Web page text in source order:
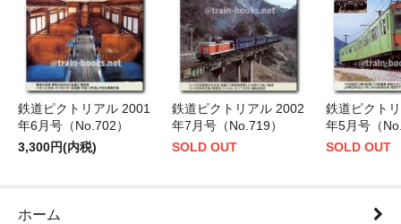
鉄道ピクトリアル 2001
年6月号（No.702）
3,300円(内税)
鉄道ピクトリアル 2002
年7月号（No.719）
SOLD OUT
鉄道ピクト
年5月号（
SOLD OUT
ホーム